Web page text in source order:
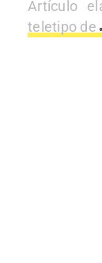
Artículo
teletipo de